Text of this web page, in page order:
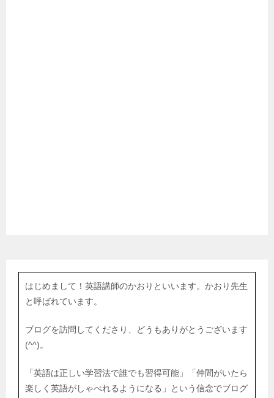
はじめまして！英語講師のかおりといいます。かおり先生
と呼ばれています。
ブログを訪問してくださり、どうもありがとうございます
(^^)。
「英語は正しい学習法で誰でも習得可能」「仲間がいたら
楽しく英語がしゃべれるようになる」という信念でブログ